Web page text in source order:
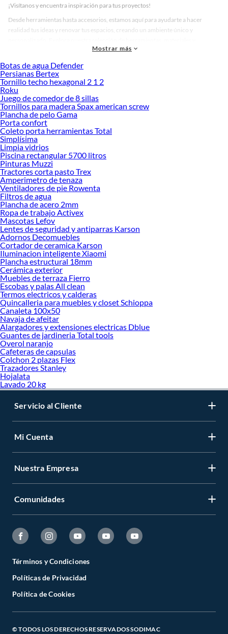
¡Visítanos y encuentra inspiración para tus proyectos!
Desde herramientas hasta accesorios, estamos aquí para ayudarte a hacer
realidad tus ideas y renovar tus espacios, creando un ambiente único y
accesorios de calidad que te ayudarán a crear un espacio más tú.
Desde remodelaciones hasta proyectos de decoración, estamos aquí para hacer
tus ideas realidad. ¡Visítanos y encuentra todo lo que tenemos para ofrecerte en
Celosías y Rejillas de Ventilación!
Explora la variedad de productos de Celosías y Rejillas de Ventilación
en Sodimac
Herramientas, materiales y accesorios de calidad para tus proyectos y
renovación de espacios. ¡Visítanos y descubre todo lo que tenemos para
ofrecerte!
Encuentra una amplia variedad de productos de Celosías y Rejillas de
Ventilación en Sodimac. Encuentra todo lo necesario para tus proyectos de
renovación y decoración. ¡Visítanos y haz tus ideas realidad!
Mostrar más
Botas de agua Defender
Persianas Bertex
Tornillo techo hexagonal 2 1 2
Roku
Juego de comedor de 8 sillas
Tornillos para madera Spax american screw
Plancha de pelo Gama
Porta confort
Coleto porta herramientas Total
Simplísima
Limpia vidrios
Piscina rectangular 5700 litros
Pinturas Muzzi
Tractores corta pasto Trex
Amperimetro de tenaza
Ventiladores de pie Rowenta
Filtros de agua
Plancha de acero 2mm
Ropa de trabajo Activex
Mascotas Lefov
Lentes de seguridad y antiparras Karson
Adornos Decomuebles
Cortador de ceramica Karson
Iluminacion inteligente Xiaomi
Plancha estructural 18mm
Cerámica exterior
Muebles de terraza Fierro
Escobas y palas All clean
Termos electricos y calderas
Quincalleria para muebles y closet Schioppa
Canaleta 100x50
Navaja de afeitar
Alargadores y extensiones electricas Dblue
Guantes de jardineria Total tools
Overol naranjo
Cafeteras de capsulas
Colchon 2 plazas Flex
Trazadores Stanley
Hojalata
Lavado 20 kg
Servicio al Cliente
Mi Cuenta
Nuestra Empresa
Comunidades
Términos y Condiciones
Políticas de Privacidad
Política de Cookies
© TODOS LOS DERECHOS RESERVADOS SODIMAC